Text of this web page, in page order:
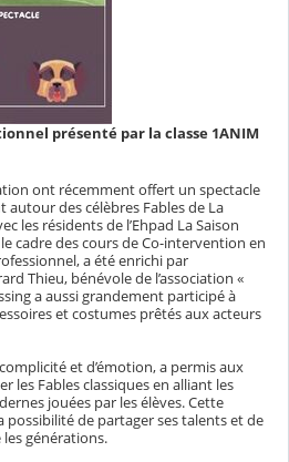
présenté par la classe 1ANIM
ont récemment offert un spectacle
des célèbres Fables de La
les résidents de l’Ehpad La Saison
cadre des cours de Co-intervention en
a été enrichi par
Thieu, bénévole de l’association «
a aussi grandement participé à
et costumes prêtés aux acteurs
et d’émotion, a permis aux
les Fables classiques en alliant les
jouées par les élèves. Cette
possibilité de partager ses talents et de
générations.